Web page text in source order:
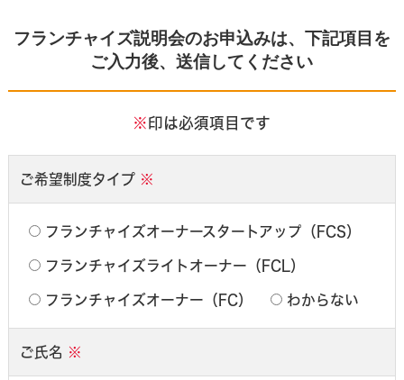
フランチャイズ説明会のお申込みは、下記項目を
ご入力後、送信してください
※印は必須項目です
ご希望制度タイプ ※
フランチャイズオーナースタートアップ（FCS）
フランチャイズライトオーナー（FCL）
フランチャイズオーナー（FC）
わからない
ご氏名 ※